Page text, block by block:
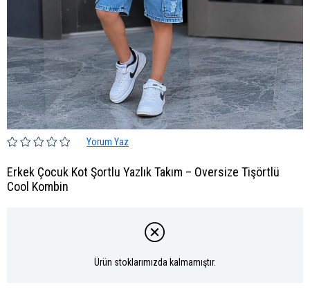
Yorum Yaz
Erkek Çocuk Kot Şortlu Yazlık Takım – Oversize Tişörtlü
Cool Kombin
Ürün stoklarımızda kalmamıştır.